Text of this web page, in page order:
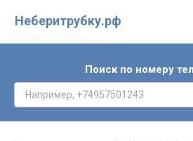
Неберитрубку.рф
Поиск по номеру